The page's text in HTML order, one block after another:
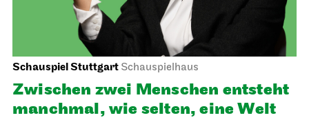
Schauspiel Stuttgart Schauspielhaus
Zwischen zwei Menschen ent­steht
manch­mal, wie selten, eine Welt